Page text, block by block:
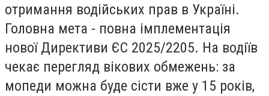
отримання водійських прав в Україні.
Головна мета - повна імплементація
нової Директиви ЄС 2025/2205. На водіїв
чекає перегляд вікових обмежень: за
мопеди можна буде сісти вже у 15 років,